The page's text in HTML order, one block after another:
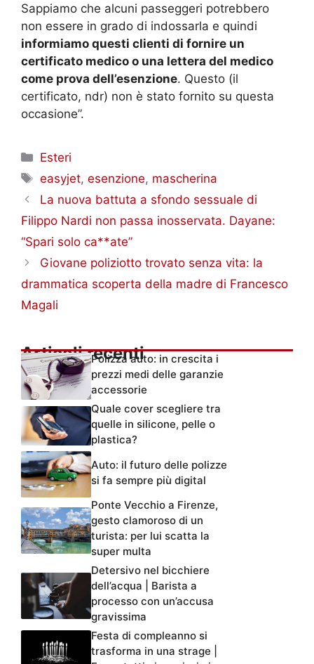
Sappiamo che alcuni passeggeri potrebbero
non essere in grado di indossarla e quindi
informiamo questi clienti di fornire un
certificato medico o una lettera del medico
come prova dell’esenzione. Questo (il
certificato, ndr) non è stato fornito su questa
occasione”.
Categorie
Esteri
Tag
easyjet,esenzione, mascherina
La nuova battuta a sfondo sessuale di
Filippo Nardi non passa inosservata. Dayane:
“Spari solo ca**ate”
Giovane poliziotto trovato senza vita: la
drammatica scoperta della madre di Francesco
Magali
Articoli recentiPolizza auto: in crescita i
prezzi medi delle garanzie
accessorie
Quale cover scegliere tra
quelle in silicone, pelle o
plastica?
Auto: il futuro delle polizze
si fa sempre più digital
Ponte Vecchio a Firenze,
gesto clamoroso di un
turista: per lui scatta la
super multa
Detersivo nel bicchiere
dell’acqua | Barista a
processo con un’accusa
gravissima
Festa di compleanno si
trasforma in una strage |